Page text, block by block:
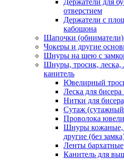
Держатели для
отверстием
Держатели с
кабошона
Шапочки (обниматели)
Чокеры и другие
Шнуры на шею с
Шнуры, тросик, леска,
канитель
Ювелирный
Леска для бисера
Нитки для
Сутаж
Проволока
Шнуры кожаные,
другие (без
Ленты бархатные
Канитель для